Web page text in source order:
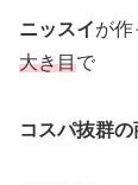
ニッスイが作
大き目で
コスパ抜群の